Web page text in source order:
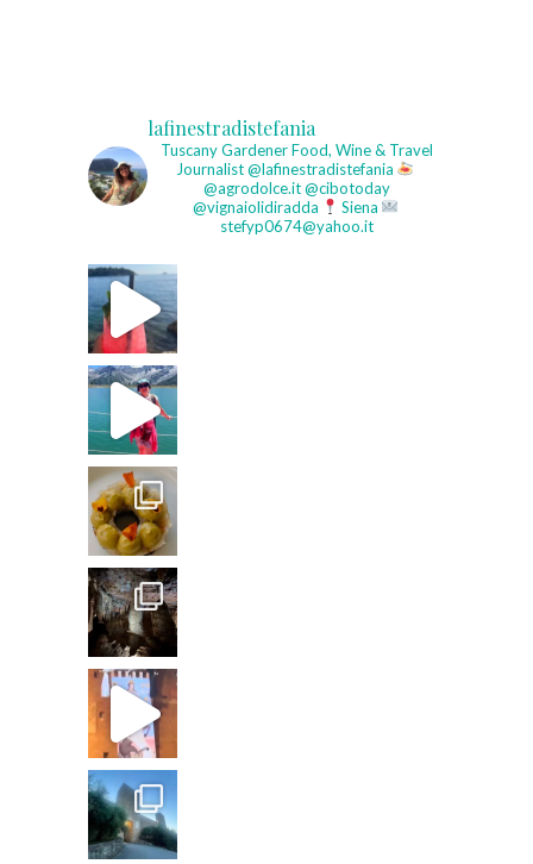
lafinestradistefania
Tuscany GardenerFood, Wine & Travel
Journalist@lafinestradistefania
@agrodolce.it @cibotoday
@vignaiolidiradda
Siena
stefyp0674@yahoo.it